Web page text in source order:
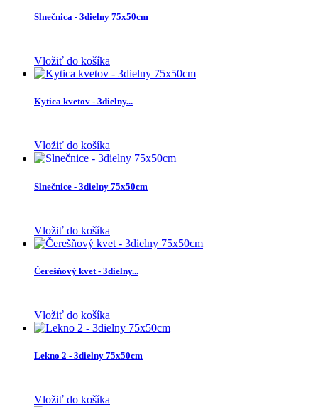
Slnečnica - 3dielny 75x50cm
Vložiť do košíka
Kytica kvetov - 3dielny...
Vložiť do košíka
Slnečnice - 3dielny 75x50cm
Vložiť do košíka
Čerešňový kvet - 3dielny...
Vložiť do košíka
Lekno 2 - 3dielny 75x50cm
Vložiť do košíka